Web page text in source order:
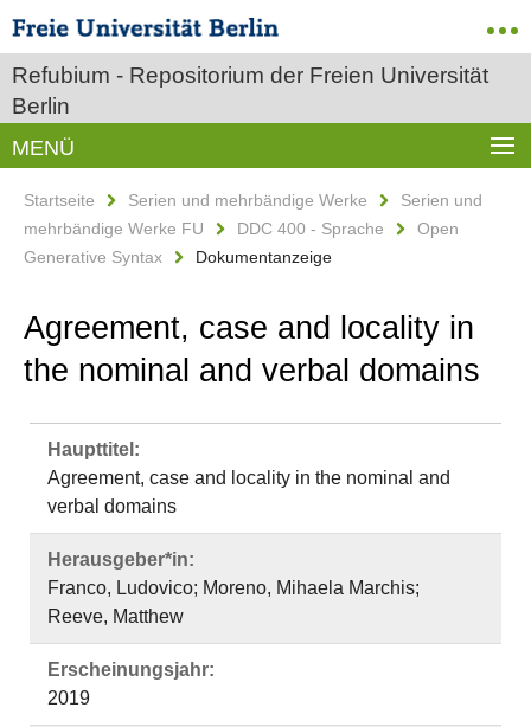
Refubium - Repositorium der Freien Universität
Berlin
MENÜ
Startseite Serien und mehrbändige Werke
Serien und
mehrbändige Werke FU
DDC 400 - Sprache
Open
Generative Syntax
Dokumentanzeige
Agreement, case and locality in
the nominal and verbal domains
Haupttitel:
Agreement, case and locality in the nominal and
verbal domains
Herausgeber*in:
Franco, Ludovico; Moreno, Mihaela Marchis;
Reeve, Matthew
Erscheinungsjahr:
2019